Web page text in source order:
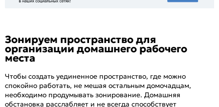
Зонируем пространство для
организации домашнего рабочего
места
Чтобы создать уединенное пространство, где можно
спокойно работать, не мешая остальным домочадцам,
необходимо продумывать зонирование. Домашняя
обстановка расслабляет и не всегда способствует